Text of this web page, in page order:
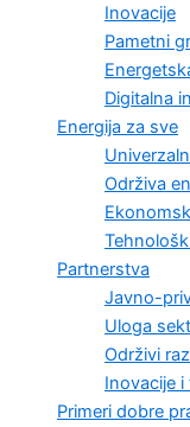
Inovacije
Pametni
Digitalna
Energija za sve
Održiva
Partnerstva
Javno-
Uloga
Održivi
Inovacije
Primeri dobre